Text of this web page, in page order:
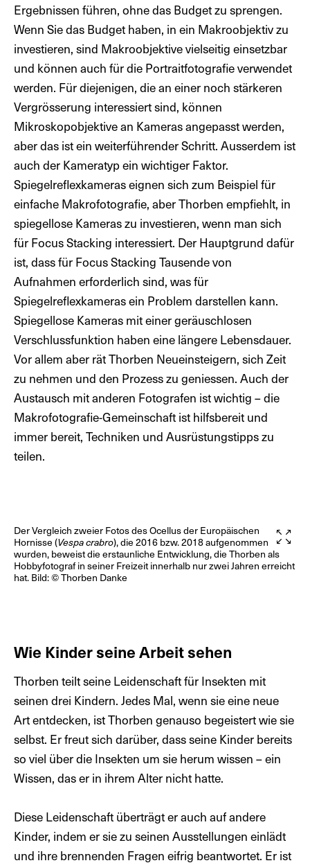
Ergebnissen führen, ohne das Budget zu sprengen.
Wenn Sie das Budget haben, in ein Makroobjektiv zu
investieren, sind Makroobjektive vielseitig einsetzbar
und können auch für die Portraitfotografie verwendet
werden. Für diejenigen, die an einer noch stärkeren
Vergrösserung interessiert sind, können
Mikroskopobjektive an Kameras angepasst werden,
aber das ist ein weiterführender Schritt. Ausserdem ist
auch der Kameratyp ein wichtiger Faktor.
Spiegelreflexkameras eignen sich zum Beispiel für
einfache Makrofotografie, aber Thorben empfiehlt, in
spiegellose Kameras zu investieren, wenn man sich
für Focus Stacking interessiert. Der Hauptgrund dafür
ist, dass für Focus Stacking Tausende von
Aufnahmen erforderlich sind, was für
Spiegelreflexkameras ein Problem darstellen kann.
Spiegellose Kameras mit einer geräuschlosen
Verschlussfunktion haben eine längere Lebensdauer.
Vor allem aber rät Thorben Neueinsteigern, sich Zeit
zu nehmen und den Prozess zu geniessen. Auch der
Austausch mit anderen Fotografen ist wichtig – die
Makrofotografie-Gemeinschaft ist hilfsbereit und
immer bereit, Techniken und Ausrüstungstipps zu
teilen.
Der Vergleich zweier Fotos des Ocellus der Europäischen
Hornisse (Vespa crabro), die 2016 bzw. 2018 aufgenommen
wurden, beweist die erstaunliche Entwicklung, die Thorben als
Hobbyfotograf in seiner Freizeit innerhalb nur zwei Jahren erreicht
hat. Bild: © Thorben Danke
Wie Kinder seine Arbeit sehen
Thorben teilt seine Leidenschaft für Insekten mit
seinen drei Kindern. Jedes Mal, wenn sie eine neue
Art entdecken, ist Thorben genauso begeistert wie sie
selbst. Er freut sich darüber, dass seine Kinder bereits
so viel über die Insekten um sie herum wissen – ein
Wissen, das er in ihrem Alter nicht hatte.
Diese Leidenschaft überträgt er auch auf andere
Kinder, indem er sie zu seinen Ausstellungen einlädt
und ihre brennenden Fragen eifrig beantwortet. Er ist